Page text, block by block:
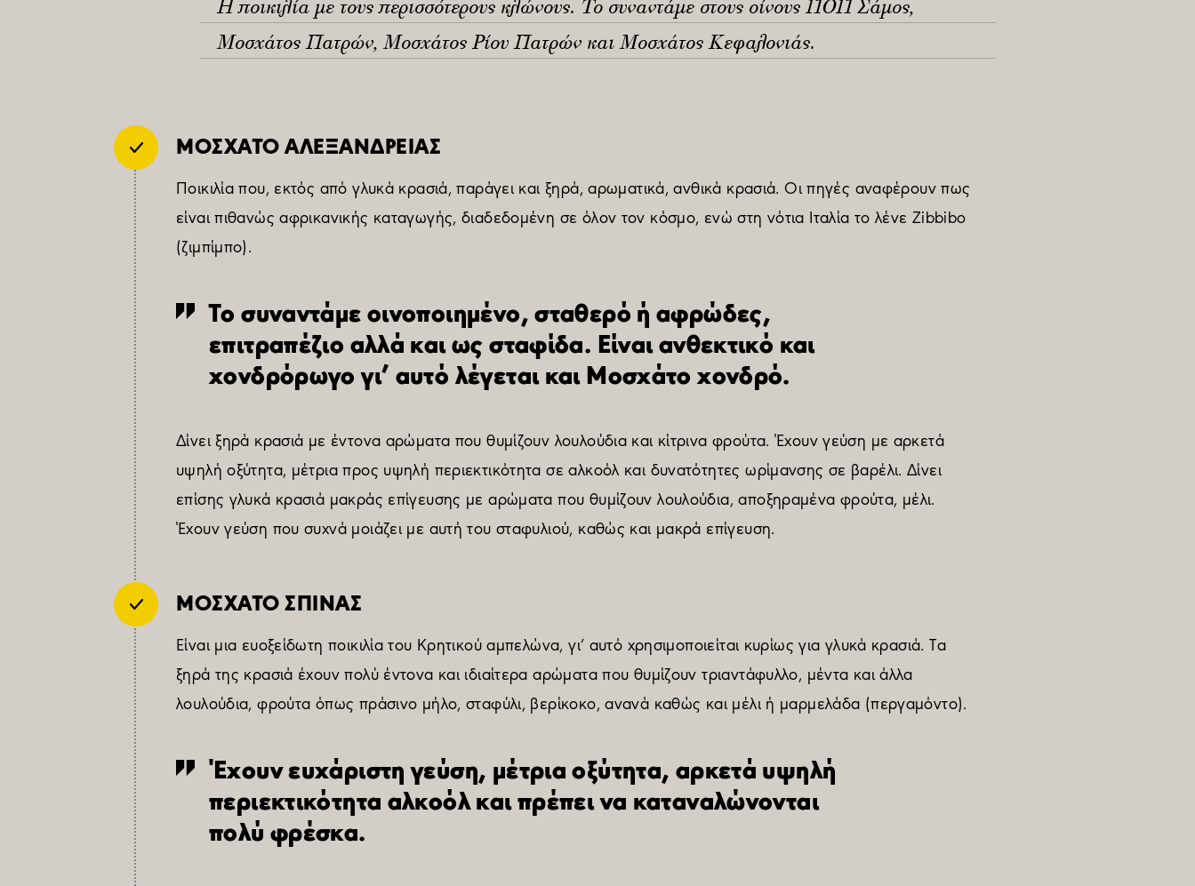
Η ποικιλία με τους περισσότερους κλώνους. Το συναντάμε στους οίνους ΠΟΠ Σάμος,
Μοσχάτος Πατρών, Μοσχάτος Ρίου Πατρών και Μοσχάτος Κεφαλονιάς.
ΜΟΣΧΑΤΟ ΑΛΕΞΑΝΔΡΕΙΑΣ
Ποικιλία που, εκτός από γλυκά κρασιά, παράγει και ξηρά, αρωματικά, ανθικά κρασιά. Οι πηγές αναφέρουν πως
είναι πιθανώς αφρικανικής καταγωγής, διαδεδομένη σε όλον τον κόσμο, ενώ στη νότια Ιταλία το λένε Zibbibo
(ζιμπίμπο).
Το συναντάμε οινοποιημένο, σταθερό ή αφρώδες,
επιτραπέζιο αλλά και ως σταφίδα. Είναι ανθεκτικό και
χονδρόρωγο γι’ αυτό λέγεται και Μοσχάτο χονδρό.
Δίνει ξηρά κρασιά με έντονα αρώματα που θυμίζουν λουλούδια και κίτρινα φρούτα. Έχουν γεύση με αρκετά
υψηλή οξύτητα, μέτρια προς υψηλή περιεκτικότητα σε αλκοόλ και δυνατότητες ωρίμανσης σε βαρέλι. Δίνει
επίσης γλυκά κρασιά μακράς επίγευσης με αρώματα που θυμίζουν λουλούδια, αποξηραμένα φρούτα, μέλι.
Έχουν γεύση που συχνά μοιάζει με αυτή του σταφυλιού, καθώς και μακρά επίγευση.
ΜΟΣΧΑΤΟ ΣΠΙΝΑΣ
Είναι μια ευοξείδωτη ποικιλία του Κρητικού αμπελώνα, γι’ αυτό χρησιμοποιείται κυρίως για γλυκά κρασιά. Τα
ξηρά της κρασιά έχουν πολύ έντονα και ιδιαίτερα αρώματα που θυμίζουν τριαντάφυλλο, μέντα και άλλα
λουλούδια, φρούτα όπως πράσινο μήλο, σταφύλι, βερίκοκο, ανανά καθώς και μέλι ή μαρμελάδα (περγαμόντο).
Έχουν ευχάριστη γεύση, μέτρια οξύτητα, αρκετά υψηλή
περιεκτικότητα αλκοόλ και πρέπει να καταναλώνονται
πολύ φρέσκα.